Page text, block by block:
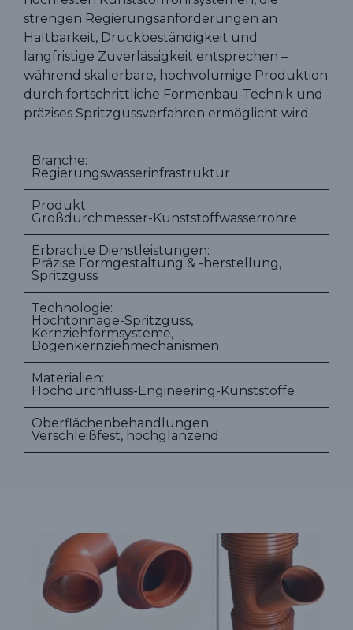
strengen Regierungsanforderungen an
Haltbarkeit, Druckbeständigkeit und
langfristige Zuverlässigkeit entsprechen –
während skalierbare, hochvolumige Produktion
durch fortschrittliche Formenbau-Technik und
präzises Spritzgussverfahren ermöglicht wird.
Branche:
Regierungswasserinfrastruktur
Produkt:
Großdurchmesser-Kunststoffwasserrohre
Erbrachte Dienstleistungen:
Präzise Formgestaltung & -herstellung,
Spritzguss
Technologie:
Hochtonnage-Spritzguss,
Kernziehformsysteme,
Bogenkernziehmechanismen
Materialien:
Hochdurchfluss-Engineering-Kunststoffe
Oberflächenbehandlungen:
Verschleißfest, hochglänzend